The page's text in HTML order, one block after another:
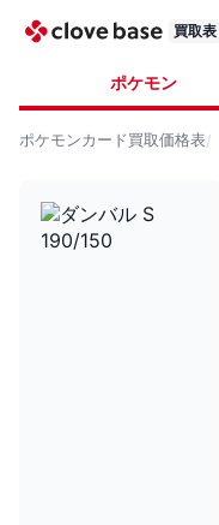
買取表
ポケモン
ポケモンカード買取価格表